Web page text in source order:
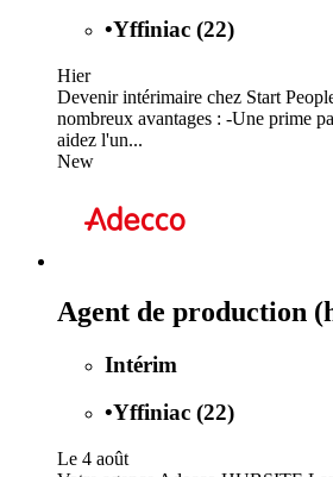
•Yffiniac (22)
Hier
Devenir intérimaire chez Start
nombreux avantages : -Une prime
aidez l'un...
New
Agent de production
Intérim
•Yffiniac (22)
Le 4 août